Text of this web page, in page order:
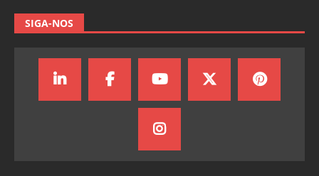
SIGA-NOS